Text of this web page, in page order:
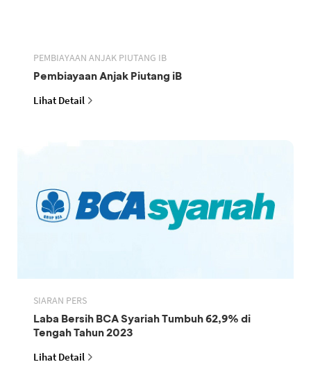
PEMBIAYAAN ANJAK PIUTANG IB
Pembiayaan Anjak Piutang iB
Lihat Detail
SIARAN PERS
Laba Bersih BCA Syariah Tumbuh 62,9% di
Tengah Tahun 2023
Lihat Detail